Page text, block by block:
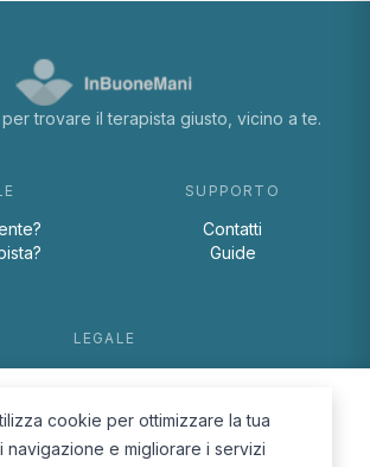
trovare il terapista giusto, vicino a te.
SUPPORTO
Contatti
Guide
LEGALE
Cookie Policy
cookie per ottimizzare la tua
navigazione e migliorare i servizi